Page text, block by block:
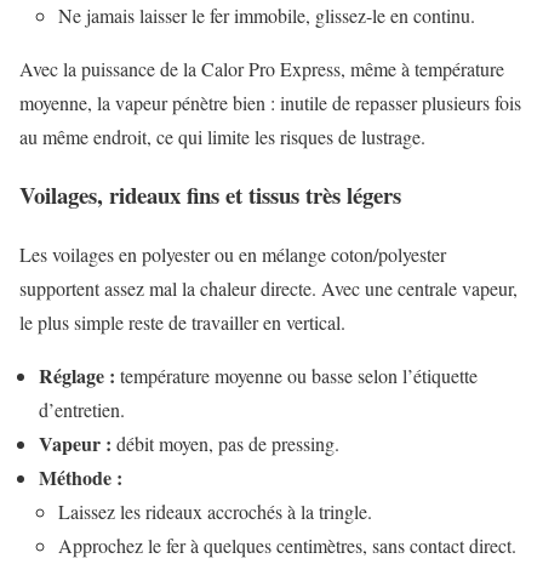
Ne jamais laisser le fer immobile, glissez-le en continu.
Avec la puissance de la Calor Pro Express, même à température
moyenne, la vapeur pénètre bien : inutile de repasser plusieurs fois
au même endroit, ce qui limite les risques de lustrage.
Voilages, rideaux fins et tissus très légers
Les voilages en polyester ou en mélange coton/polyester
supportent assez mal la chaleur directe. Avec une centrale vapeur,
le plus simple reste de travailler en vertical.
Réglage : température moyenne ou basse selon l’étiquette
d’entretien.
Vapeur : débit moyen, pas de pressing.
Méthode :
Laissez les rideaux accrochés à la tringle.
Approchez le fer à quelques centimètres, sans contact direct.